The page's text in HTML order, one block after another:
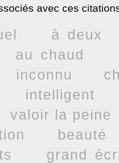
avec ces
à deux
au chaud
inconnu
intelligent
valoir la peine
beauté
grand